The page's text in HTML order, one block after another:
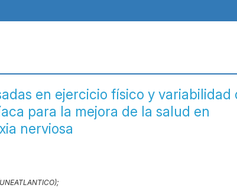
en ejercicio físico y variabilidad
para la mejora de la salud en
nerviosa